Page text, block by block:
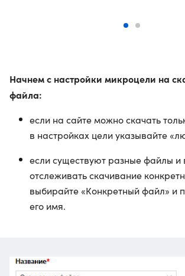
Начнем с настройки микроцели на
файла:
если на сайте можно скачать
в настройках цели указывайте
если существуют разные файлы и
отслеживать скачивание
выбирайте «Конкретный файл» и
его имя.